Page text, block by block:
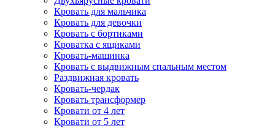
Кровать для мальчика
Кровать для девочки
Кровать с бортиками
Кроватка с ящиками
Кровать-машинка
Кровать с выдвижным спальным местом
Раздвижная кровать
Кровать-чердак
Кровать трансформер
Кровати от 4 лет
Кровати от 5 лет